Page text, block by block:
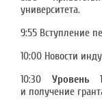
университета.
9:55 Вступление
10:00 Новости
10:30 Уровень
и получение